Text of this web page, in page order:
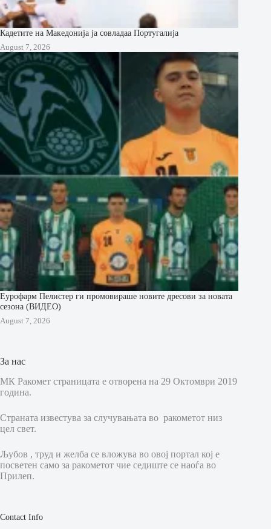
Кадетите на Македонија ја совладаа Португалија
August 7, 2026
Еурофарм Пелистер ги промовираше новите дресови за новата
сезона (ВИДЕО)
August 7, 2026
За нас
МК Ракомет страницата е отворена на 29 Октомври 2019
година.
Страната известува за случувањата во ракометот низ
цел свет.
Љубов , труд и желба се вложува во овој портал кој е
посветен само за ракометот чие седиште се наоѓа во
Прилеп.
Contact Info